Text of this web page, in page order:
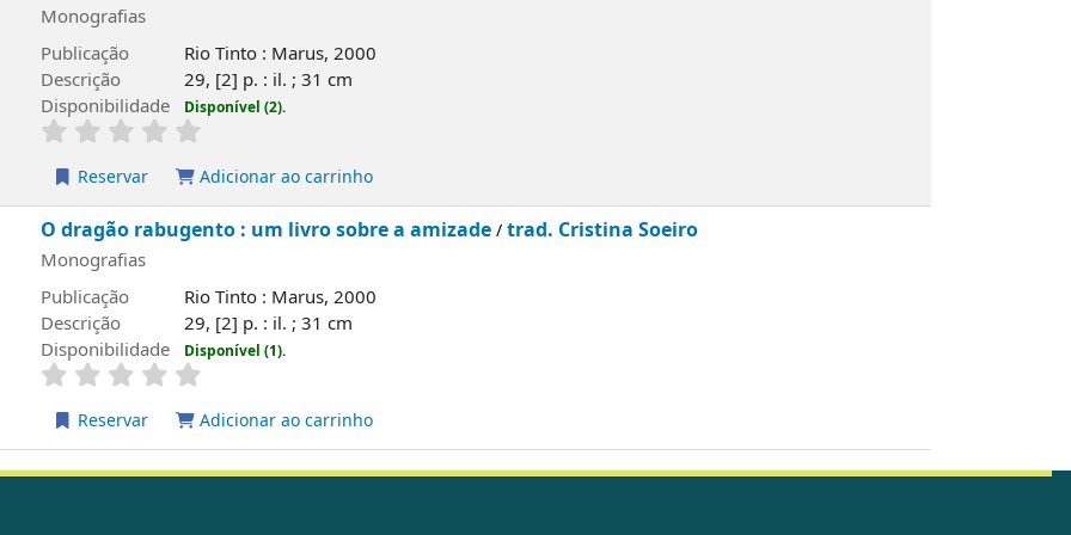
Monografias
Publicação
Rio Tinto : Marus, 2000
Descrição
29, [2] p. : il. ; 31 cm
Disponibilidade
Disponível (2).
Reservar Adicionar ao carrinho
O dragão rabugento : um livro sobre a amizade/trad. Cristina Soeiro
Monografias
Publicação
Rio Tinto : Marus, 2000
Descrição
29, [2] p. : il. ; 31 cm
Disponibilidade
Disponível (1).
Reservar Adicionar ao carrinho